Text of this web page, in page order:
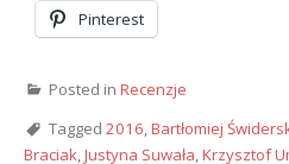
Pinterest
Posted in Recenzje
Tagged 2016,Bartłomiej
Braciak,Justyna Suwała,Krzysztof